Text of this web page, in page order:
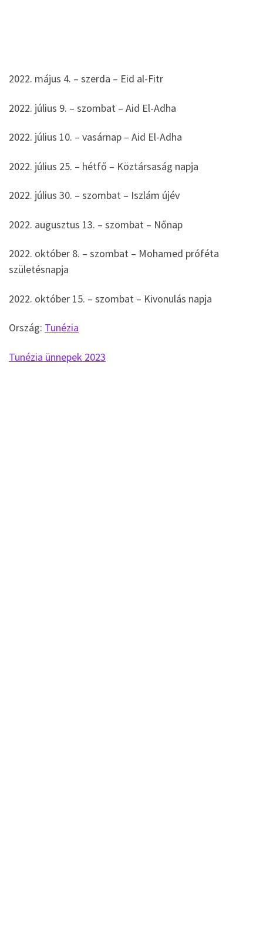
2022. május 4. – szerda – Eid al-Fitr
2022. július 9. – szombat – Aid El-Adha
2022. július 10. – vasárnap – Aid El-Adha
2022. július 25. – hétfő – Köztársaság napja
2022. július 30. – szombat – Iszlám újév
2022. augusztus 13. – szombat – Nőnap
2022. október 8. – szombat – Mohamed próféta
születésnapja
2022. október 15. – szombat – Kivonulás napja
Ország: Tunézia
Tunézia ünnepek 2023